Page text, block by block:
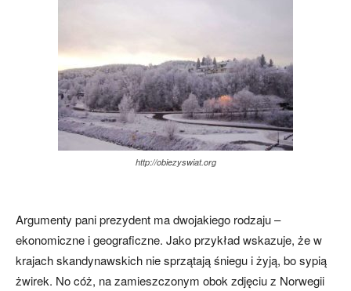
http://obiezyswiat.org
Argumenty pani prezydent ma dwojakiego rodzaju –
ekonomiczne i geograficzne. Jako przykład wskazuje, że w
krajach skandynawskich nie sprzątają śniegu i żyją, bo sypią
żwirek. No cóż, na zamieszczonym obok zdjęciu z Norwegii